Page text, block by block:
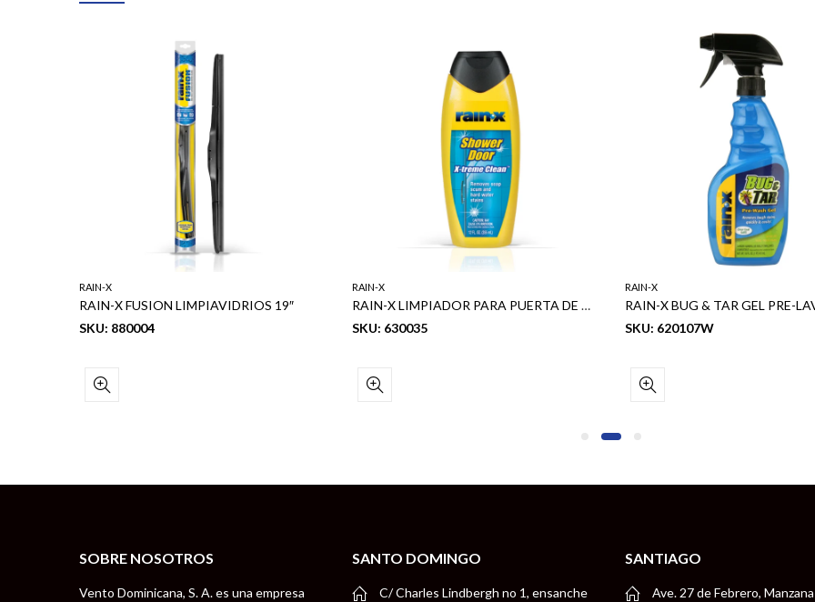
RAIN-X
RAIN-X FUSION LIMPIAVIDRIOS 19″
SKU: 880004
RAIN-X
RAIN-X LIMPIADOR PARA PUERTA DE DUCHA -LIMPIEZA EXTREMA 12 OZ
SKU: 630035
RAIN-X
SKU: 620107W
SOBRE NOSOTROS
Vento Dominicana, S. A. es una empresa
SANTO DOMINGO
C/ Charles Lindbergh no 1, ensanche
SANTIAGO
Ave. 27 de Febrero,